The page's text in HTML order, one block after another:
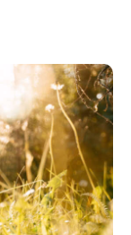
SHARE POST